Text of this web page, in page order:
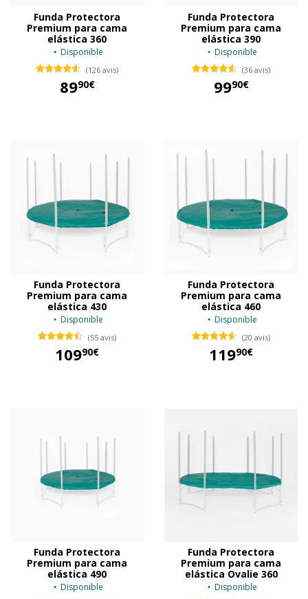
Funda Protectora
Premium para cama
elástica 360
Disponible
(126 avis)
8990€
Funda Protectora
Premium para cama
elástica 390
Disponible
(36 avis)
9990€
Funda Protectora
Premium para cama
elástica 430
Disponible
(55 avis)
10990€
Funda Protectora
Premium para cama
elástica 460
Disponible
(20 avis)
11990€
Funda Protectora
Premium para cama
elástica 490
Disponible
Funda Protectora
Premium para cama
elástica Ovalie 360
Disponible